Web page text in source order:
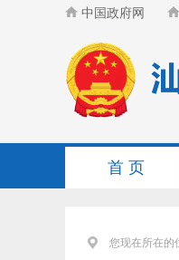
中国政府网
首 页
您现在所在的